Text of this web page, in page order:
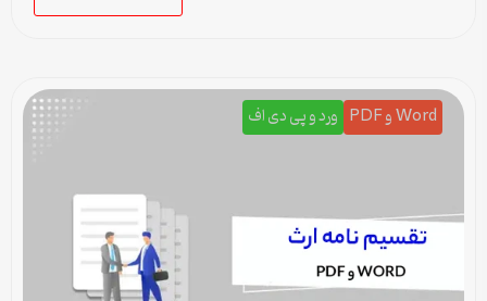
Word و PDF ورد و پی دی اف